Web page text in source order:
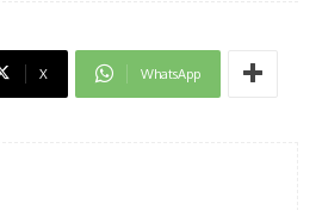
X WhatsApp